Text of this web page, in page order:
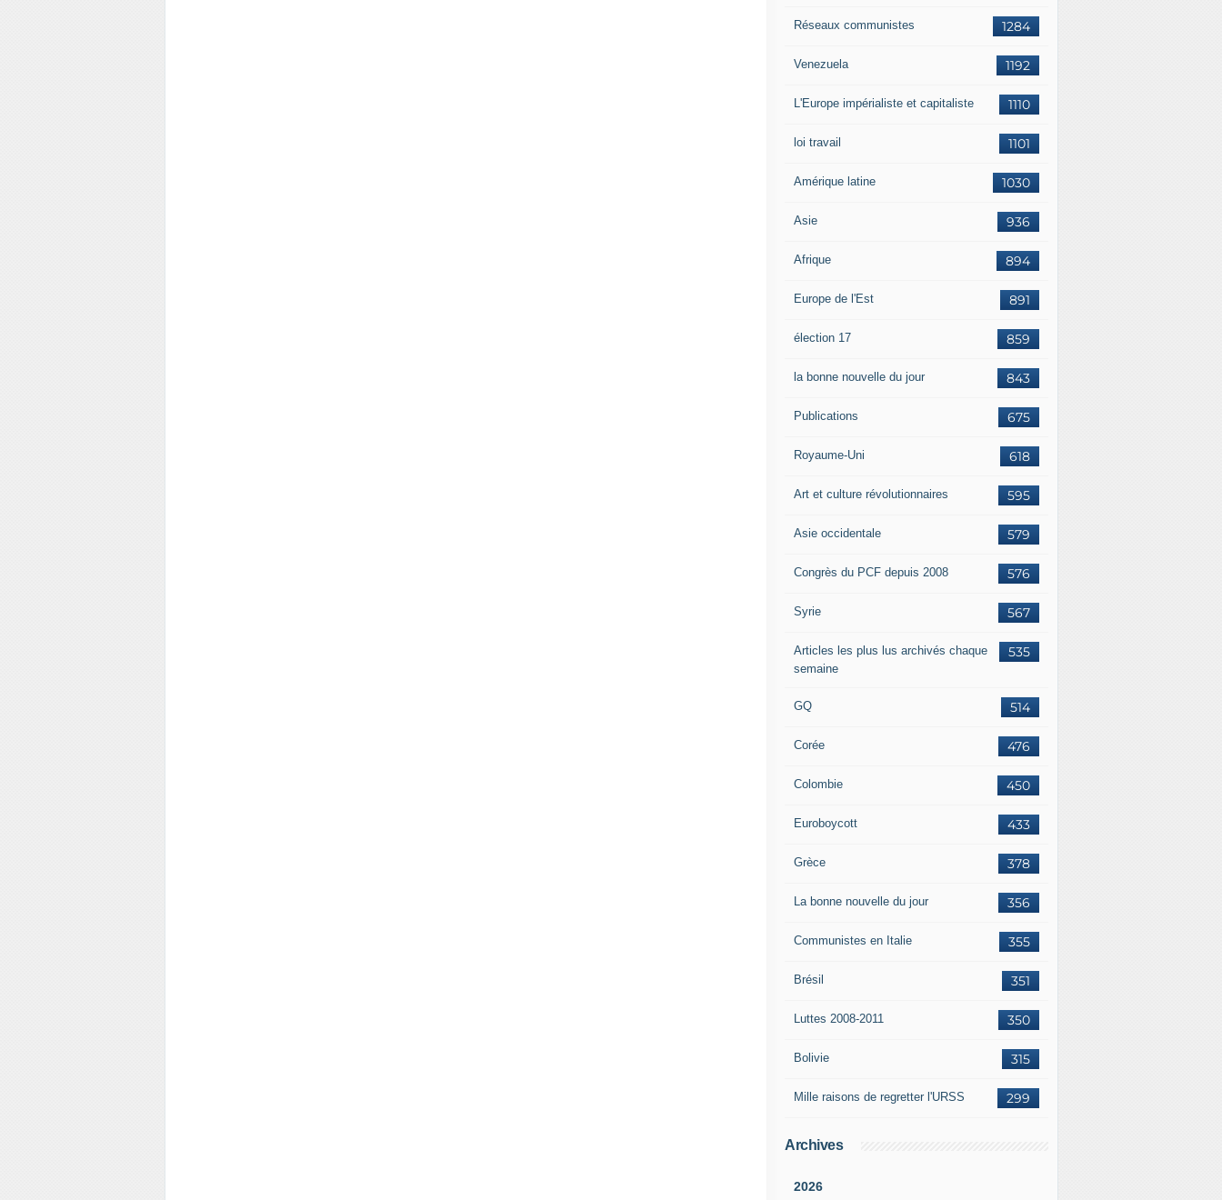
1284
Réseaux communistes
1192
Venezuela
1110
L'Europe impérialiste et capitaliste
1101
loi travail
1030
Amérique latine
936
Asie
894
Afrique
891
Europe de l'Est
859
élection 17
843
la bonne nouvelle du jour
675
Publications
618
Royaume-Uni
595
Art et culture révolutionnaires
579
Asie occidentale
576
Congrès du PCF depuis 2008
567
Syrie
535
Articles les plus lus archivés chaque
semaine
514
GQ
476
Corée
450
Colombie
433
Euroboycott
378
Grèce
356
La bonne nouvelle du jour
355
Communistes en Italie
351
Brésil
350
Luttes 2008-2011
315
Bolivie
299
Mille raisons de regretter l'URSS
Archives
2026